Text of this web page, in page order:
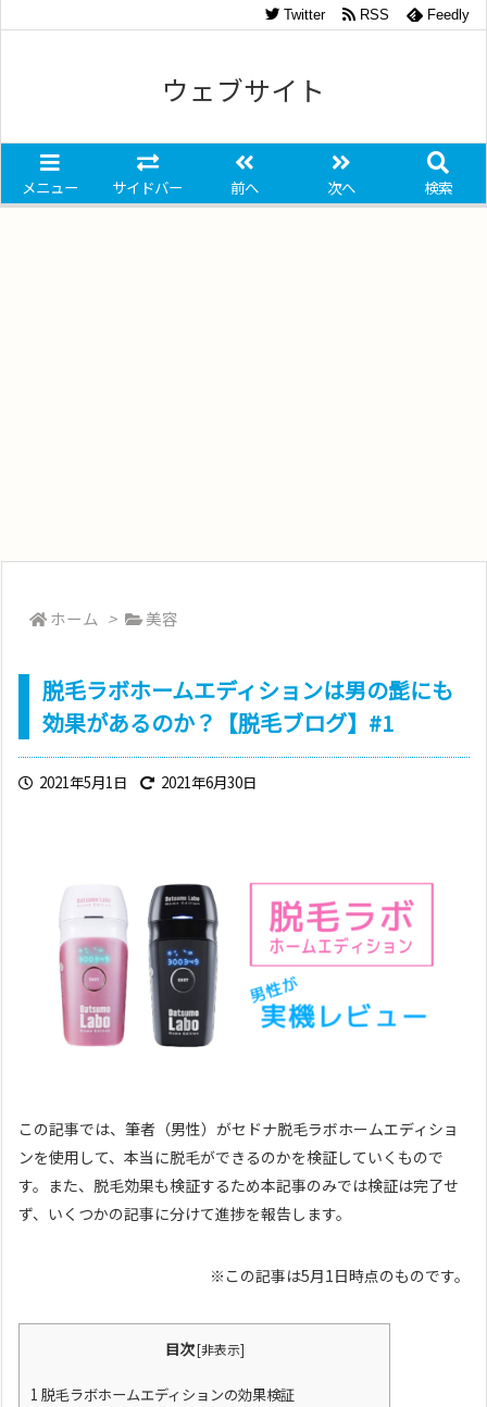
ウェブサイト
メニュー サイドバー 前へ 次へ 検索
Twitter RSS Feedly
ホーム > 美容
脱毛ラボホームエディションは男の髭にも
効果があるのか？【脱毛ブログ】#1
2021年5月1日 2021年6月30日
この記事では、筆者（男性）がセドナ脱毛ラボホームエディショ
ンを使用して、本当に脱毛ができるのかを検証していくもので
す。また、脱毛効果も検証するため本記事のみでは検証は完了せ
ず、いくつかの記事に分けて進捗を報告します。
※この記事は5月1日時点のものです。
目次 [非表示]
1 脱毛ラボホームエディションの効果検証